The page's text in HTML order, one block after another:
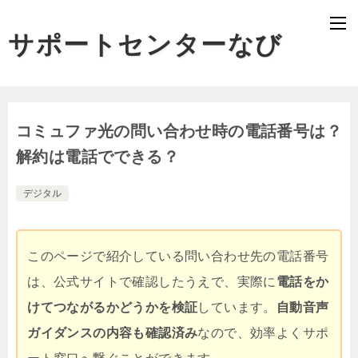
サポートセンターなび
コミュファ光の問い合わせ時の電話番号は？
解約は電話でできる？
デジタル
このページで紹介している問い合わせ先の電話番号
は、公式サイトで確認したうえで、実際に 電話をか
けてつながるかどうかを検証しています。
自動音声
ガイダンスの内容も確認済みなので、効率よくサポ